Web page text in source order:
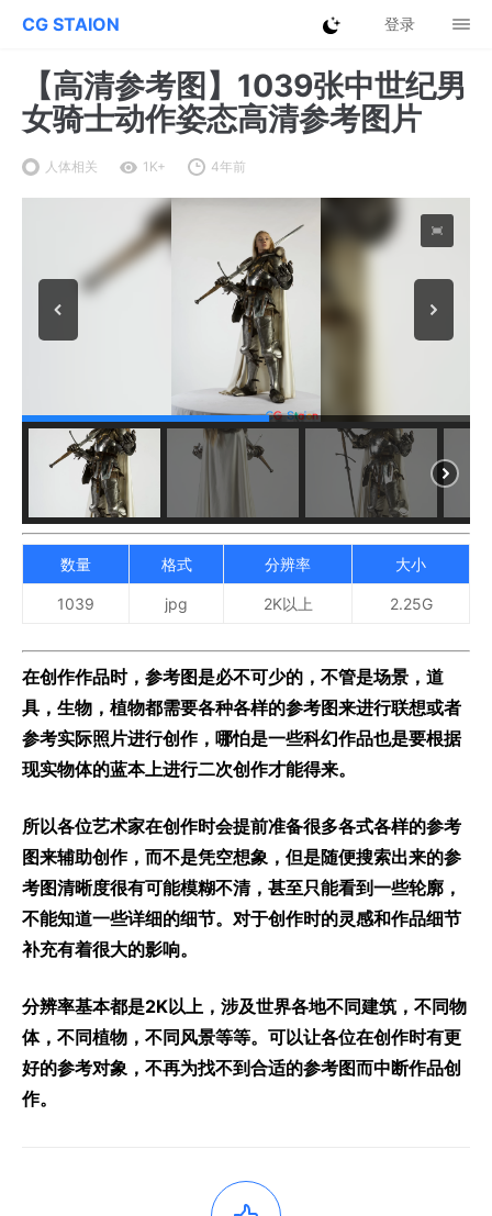
CG STAION 登录
【高清参考图】1039张中世纪男
女骑士动作姿态高清参考图片
人体相关 1K+ 4年前
数量 格式 分辨率 大小
1039 jpg 2K以上 2.25G
在创作作品时，参考图是必不可少的，不管是场景，道
具，生物，植物都需要各种各样的参考图来进行联想或者
参考实际照片进行创作，哪怕是一些科幻作品也是要根据
现实物体的蓝本上进行二次创作才能得来。
所以各位艺术家在创作时会提前准备很多各式各样的参考
图来辅助创作，而不是凭空想象，但是随便搜索出来的参
考图清晰度很有可能模糊不清，甚至只能看到一些轮廓，
不能知道一些详细的细节。对于创作时的灵感和作品细节
补充有着很大的影响。
分辨率基本都是2K以上，涉及世界各地不同建筑，不同物
体，不同植物，不同风景等等。可以让各位在创作时有更
好的参考对象，不再为找不到合适的参考图而中断作品创
作。